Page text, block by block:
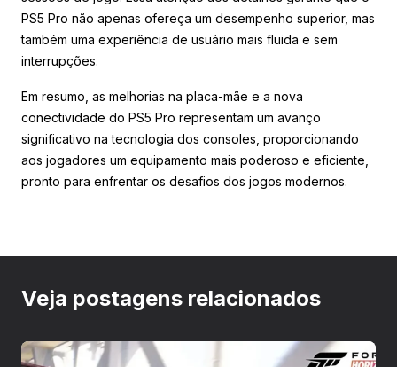
PS5 Pro não apenas ofereça um desempenho superior, mas
também uma experiência de usuário mais fluida e sem
interrupções.
Em resumo, as melhorias na placa-mãe e a nova
conectividade do PS5 Pro representam um avanço
significativo na tecnologia dos consoles, proporcionando
aos jogadores um equipamento mais poderoso e eficiente,
pronto para enfrentar os desafios dos jogos modernos.
Veja postagens relacionados